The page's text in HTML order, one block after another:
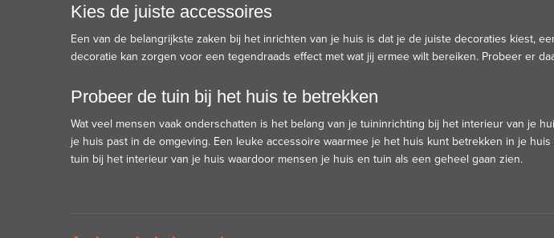
Kies de juiste accessoires
Een van de belangrijkste zaken bij het inrichten van je huis is dat je de juiste decoraties kiest,
decoratie kan zorgen voor een tegendraads effect met wat jij ermee wilt bereiken. Probeer er
Probeer de tuin bij het huis te betrekken
Wat veel mensen vaak onderschatten is het belang van je tuininrichting bij het interieur van je
je huis past in de omgeving. Een leuke accessoire waarmee je het huis kunt betrekken in je
tuin bij het interieur van je huis waardoor mensen je huis en tuin als een geheel gaan zien.